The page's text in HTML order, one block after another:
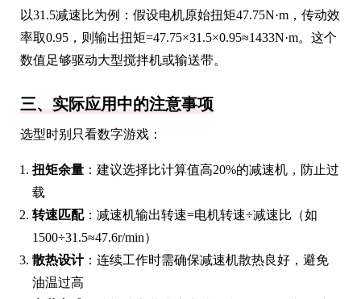
以31.5减速比为例：假设电机原始扭矩47.75N·m，传动效
率取0.95，则输出扭矩=47.75×31.5×0.95≈1433N·m。这个
数值足够驱动大型搅拌机或输送带。
三、实际应用中的注意事项
选型时别只看数字游戏：
扭矩余量 ：建议选择比计算值高20%的减速机，防止过
载
转速匹配：减速机输出转速=电机转速÷减速比（如
1500÷31.5≈47.6r/min）
散热设计：连续工作时需确保减速机散热良好，避免
油温过高